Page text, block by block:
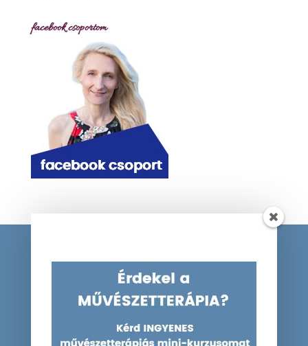
facebook csoportom
Aktivweboldal szolgáltatások
INFORMÁCIÓ